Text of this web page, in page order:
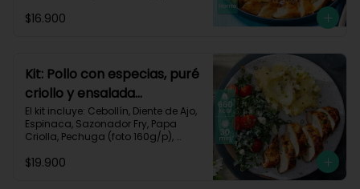
Impresa.
$16.900
Kit: Pollo con especias, puré
criollo y ensalada
monterey-9
El kit incluye: Cebollín, Diente de Ajo,
Espinaca, Sazonador Fry, Papa
Criolla, Pechuga (foto 160g/p),
Sour Cream, Tomate Tipo Cherry y
$19.900